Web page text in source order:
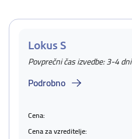
Lokus S
Povprečni čas izvedbe: 3-4 dni
Podrobno
Cena:
Cena za vzreditelje: